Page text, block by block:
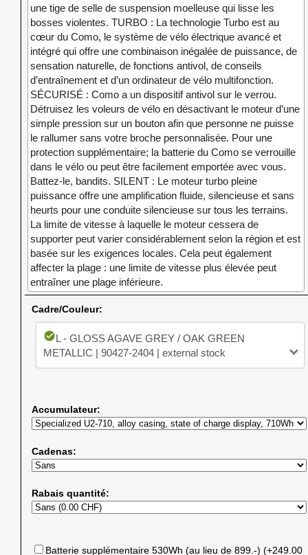
une tige de selle de suspension moelleuse qui lisse les
bosses violentes. TURBO : La technologie Turbo est au
cœur du Como, le système de vélo électrique avancé et
intégré qui offre une combinaison inégalée de puissance, de
sensation naturelle, de fonctions antivol, de conseils
d’entraînement et d’un ordinateur de vélo multifonction.
SÉCURISÉ : Como a un dispositif antivol sur le verrou.
Détruisez les voleurs de vélo en désactivant le moteur d’une
simple pression sur un bouton afin que personne ne puisse
le rallumer sans votre broche personnalisée. Pour une
protection supplémentaire; la batterie du Como se verrouille
dans le vélo ou peut être facilement emportée avec vous.
Battez-le, bandits. SILENT : Le moteur turbo pleine
puissance offre une amplification fluide, silencieuse et sans
heurts pour une conduite silencieuse sur tous les terrains.
La limite de vitesse à laquelle le moteur cessera de
supporter peut varier considérablement selon la région et est
basée sur les exigences locales. Cela peut également
affecter la plage : une limite de vitesse plus élevée peut
entraîner une plage inférieure.
Cadre/Couleur:
check_circle L - GLOSS AGAVE GREY / OAK GREEN
METALLIC | 90427-2404 | external stock
Accumulateur:
Cadenas:
Rabais quantité:
Batterie supplémentaire 530Wh (au lieu de 899.-) (+249.00